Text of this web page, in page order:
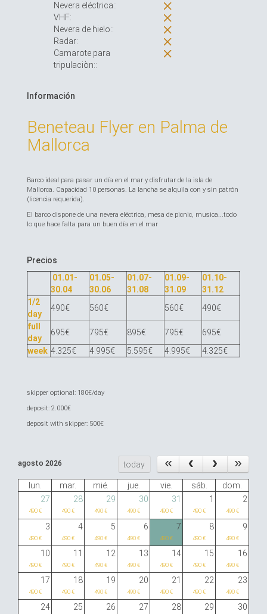
Nevera eléctrica::
VHF:
Nevera de hielo::
Radar:
Camarote para
tripulaciòn::
Información
Beneteau Flyer en Palma de
Mallorca
Barco ideal para pasar un día en el mar y disfrutar de la isla de
Mallorca. Capacidad 10 personas. La lancha se alquila con y sin patrón
(licencia requerida).
El barco dispone de una nevera eléctrica, mesa de picnic, musica...todo
lo que hace falta para un buen día en el mar
Precios
01.01-
30.04
01.05-
30.06
01.07-
31.08
01.09-
31.09
01.10-
31.12
1/2
day
490€ 560€ 560€
490€
full
day
695€ 795€ 895€ 795€
695€
week 4.325€ 4.995€ 5.595€ 4.995€ 4.325€
skipper optional: 180€/day
deposit: 2.000€
deposit with skipper: 500€
agosto 2026 today
lun. mar. mié. jue. vie. sáb.
dom.
27
28 29 30 31 1 2
490 € 490 € 490 € 490 € 490 € 490 € 490 €
3 4 5 6 7 8 9
490 € 490 € 490 € 490 € 490 € 490 € 490 €
10 11 12 13 14 15 16
490 € 490 € 490 € 490 € 490 € 490 € 490 €
17 18 19 20 21 22 23
490 € 490 € 490 € 490 € 490 € 490 € 490 €
24 25 26 27 28 29 30